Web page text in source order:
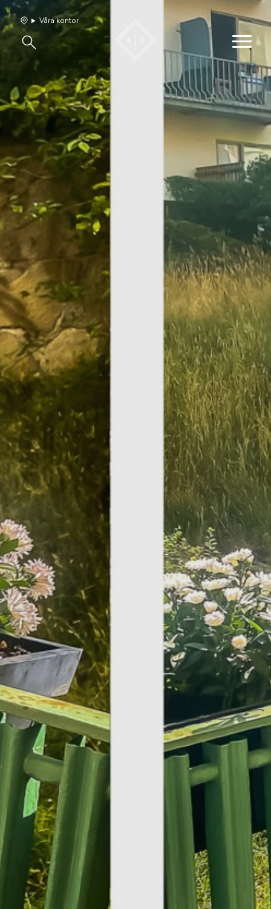
Våra hem
Sälj med oss
Bevakning
Franchise
Om oss
Vårt team
Jobba med oss
Våra kontor